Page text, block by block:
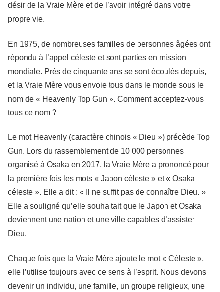
désir de la Vraie Mère et de l’avoir intégré dans votre
propre vie.
En 1975, de nombreuses familles de personnes âgées ont
répondu à l’appel céleste et sont parties en mission
mondiale. Près de cinquante ans se sont écoulés depuis,
et la Vraie Mère vous envoie tous dans le monde sous le
nom de « Heavenly Top Gun ». Comment acceptez-vous
tous ce nom ?
Le mot Heavenly (caractère chinois « Dieu ») précède Top
Gun. Lors du rassemblement de 10 000 personnes
organisé à Osaka en 2017, la Vraie Mère a prononcé pour
la première fois les mots « Japon céleste » et « Osaka
céleste ». Elle a dit : « Il ne suffit pas de connaître Dieu. »
Elle a souligné qu’elle souhaitait que le Japon et Osaka
deviennent une nation et une ville capables d’assister
Dieu.
Chaque fois que la Vraie Mère ajoute le mot « Céleste »,
elle l’utilise toujours avec ce sens à l’esprit. Nous devons
devenir un individu, une famille, un groupe religieux, une